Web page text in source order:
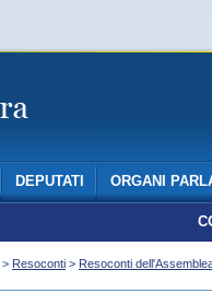
DEPUTATI ORGANI
> Resoconti > Resoconti